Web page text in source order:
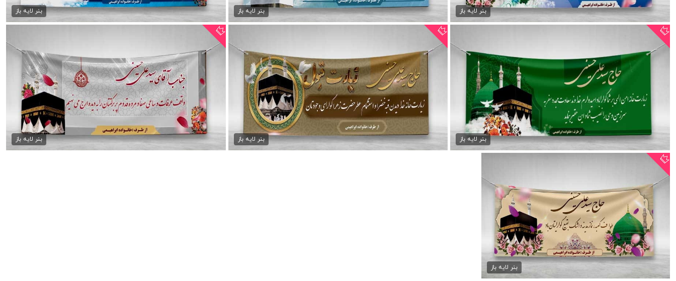
بنر لایه باز
بنر لایه باز
بنر لایه باز
طرح پلاکارد خیرمقدم مکه
75,000 تومان
بنر لایه باز
طرح بنر خیرمقدم حجاج
75,000 تومان
بنر لایه باز
بنر خیرمقدم حجاج
75,000 تومان
بنر لایه باز
بنر خیرمقدم مکه لایه باز
75,000 تومان
بنر لایه باز